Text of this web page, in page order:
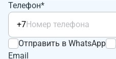
Телефон*
+7
Отправить в WhatsApp
Email